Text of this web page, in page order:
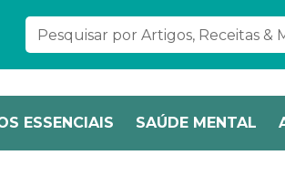
ESSENCIAIS SAÚDE MENTAL